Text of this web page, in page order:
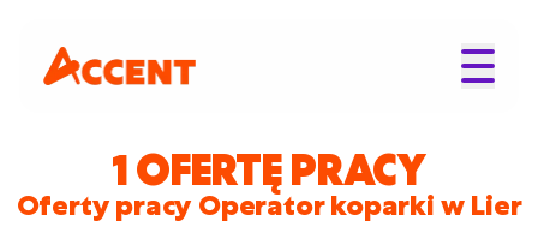
1 OFERTĘ PRACY
Oferty pracy Operator koparki w Lier